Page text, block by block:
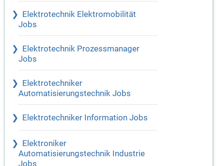
Elektrotechnik Elektromobilität
Jobs
Elektrotechnik Prozessmanager
Jobs
Elektrotechniker
Automatisierungstechnik Jobs
Elektrotechniker Information Jobs
Elektroniker
Automatisierungstechnik Industrie
Jobs